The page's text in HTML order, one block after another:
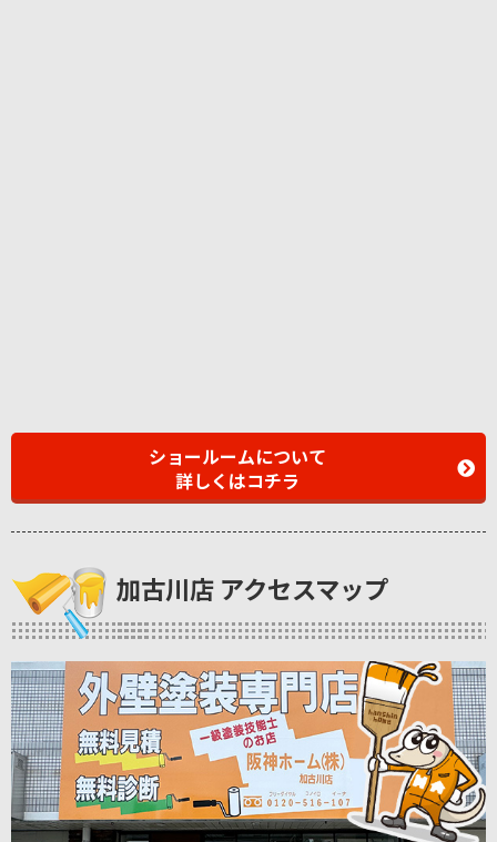
ショールームについて
詳しくはコチラ
加古川店 アクセスマップ